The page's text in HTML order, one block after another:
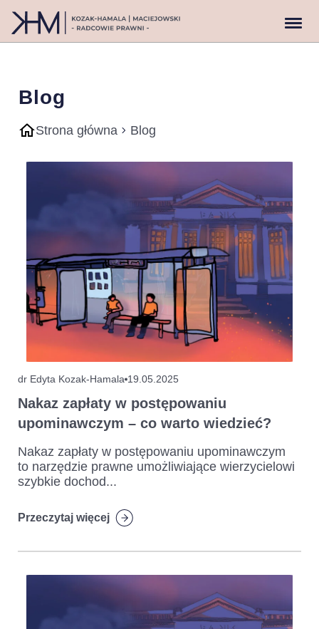
Blog
Strona główna Blog
dr Edyta Kozak-Hamala 19.05.2025
Nakaz zapłaty w postępowaniu
upominawczym – co warto wiedzieć?
Nakaz zapłaty w postępowaniu upominawczym
to narzędzie prawne umożliwiające wierzycielowi
szybkie dochod...
Przeczytaj więcej